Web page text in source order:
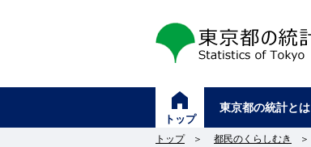
東京都の統計
トップ
東京都の統計とは
トップ ＞ 都民のくらしむき ＞